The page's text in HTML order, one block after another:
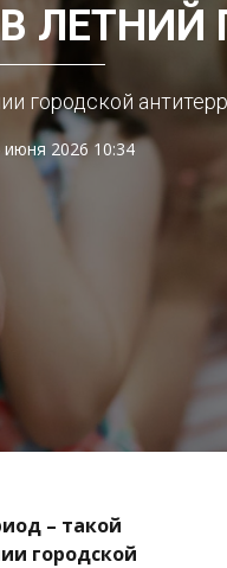
ЛЕТНИЙ
городской
июня 2026 10:34
– такой
городской